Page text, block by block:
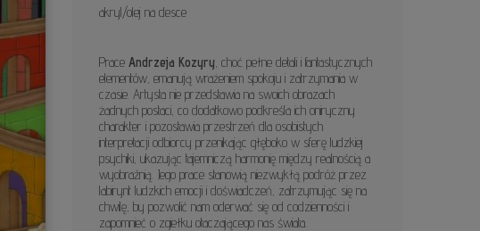
akryl/olej na desce
Prace Andrzeja Kozyry , choć pełne detali i fantastycznych
elementów, emanują wrażeniem spokoju i zatrzymania w
czasie. Artysta nie przedstawia na swoich obrazach
żadnych postaci, co dodatkowo podkreśla ich oniryczny
charakter i pozostawia przestrzeń dla osobistych
interpretacji odbiorcy przenikając głęboko w sferę ludzkiej
psychiki, ukazując tajemniczą harmonię między realnością a
wyobraźnią. Jego prace stanowią niezwykłą podróż przez
labirynt ludzkich emocji i doświadczeń, zatrzymując się na
chwilę, by pozwolić nam oderwać się od codzienności i
zapomnieć o zgiełku otaczającego nas świata.